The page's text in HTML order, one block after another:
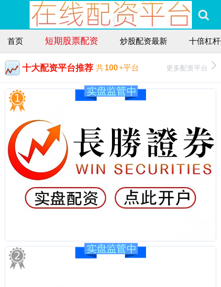
首页 短期股票配资 炒股配资最新 十倍杠
十大配资平台推荐 共100+平台 更多配资平台